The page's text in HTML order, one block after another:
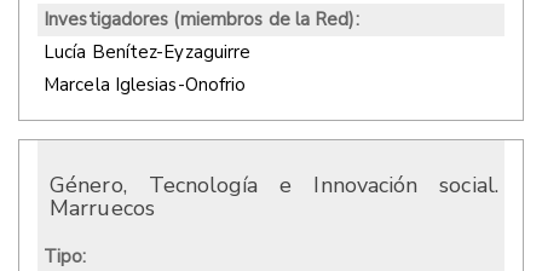
Investigadores (miembros de la Red):
Lucía Benítez-Eyzaguirre
Marcela Iglesias-Onofrio
Género, Tecnología e Innovación social.
Marruecos
Tipo: